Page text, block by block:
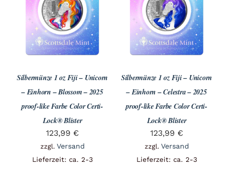
Silbermünze 1 oz Fiji – Unicorn
– Einhorn – Blossom – 2025
proof-like Farbe Color Certi-
Lock® Blister
123,99 €
zzgl. Versand
Lieferzeit: ca. 2-3
Silbermünze 1 oz Fiji – Unicorn
– Einhorn – Celestra – 2025
proof-like Farbe Color Certi-
Lock® Blister
123,99 €
zzgl. Versand
Lieferzeit: ca. 2-3